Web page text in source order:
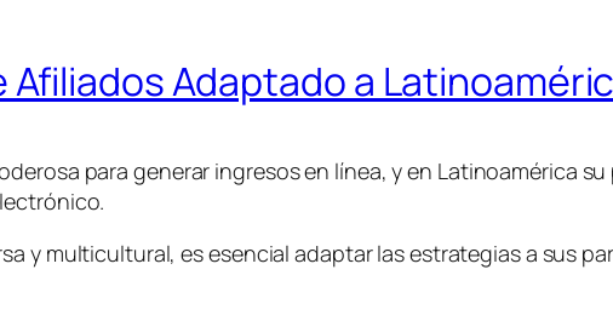
Adaptado a
para generar ingresos en línea, y en Latinoamérica
y multicultural, es esencial adaptar las estrategias a sus